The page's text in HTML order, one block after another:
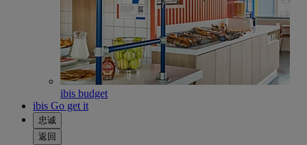
ibis budget
ibis Go get it
忠诚
返回